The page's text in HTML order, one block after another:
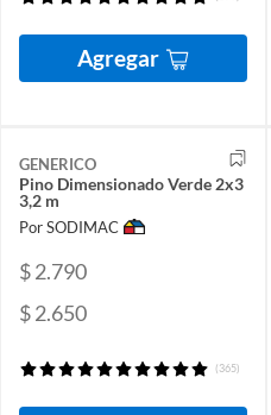
Agregar
GENERICO
Pino Dimensionado Verde 2x3
3,2 m
Por SODIMAC
$ 2.790
$ 2.650
(365)